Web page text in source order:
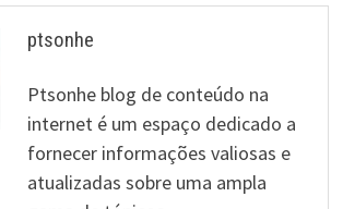
ptsonhe
Ptsonhe blog de conteúdo na
internet é um espaço dedicado a
fornecer informações valiosas e
atualizadas sobre uma ampla